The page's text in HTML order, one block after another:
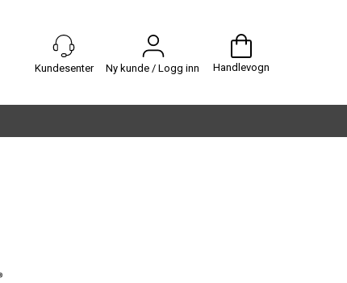
Ny kunde / Logg inn Handlevogn